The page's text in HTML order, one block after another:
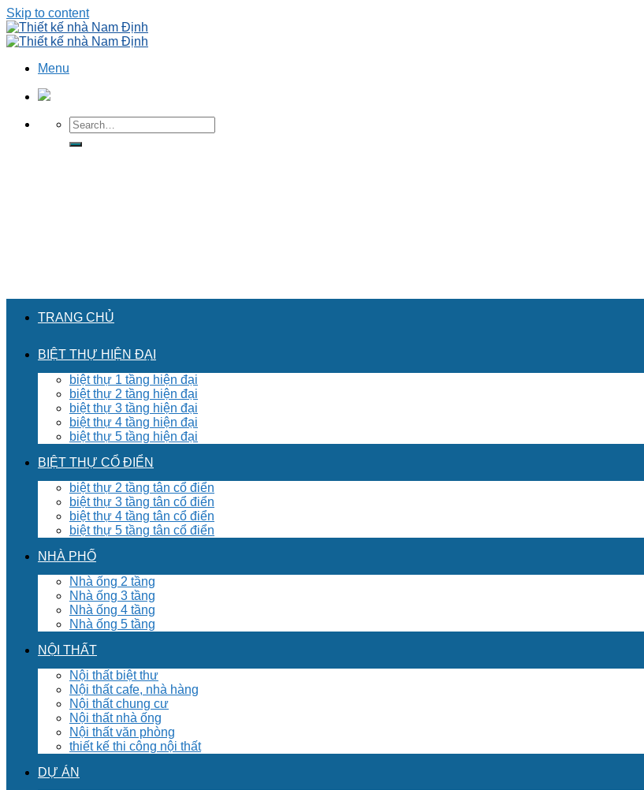
Skip to content
Menu
TRANG CHỦ
BIỆT THỰ HIỆN ĐẠI
biệt thự 1 tầng hiện đại
biệt thự 2 tầng hiện đại
biệt thự 3 tầng hiện đại
biệt thự 4 tầng hiện đại
biệt thự 5 tầng hiện đại
BIỆT THỰ CỔ ĐIỂN
biệt thự 2 tầng tân cổ điển
biệt thự 3 tầng tân cổ điển
biệt thự 4 tầng tân cổ điển
biệt thự 5 tầng tân cổ điển
NHÀ PHỐ
Nhà ống 2 tầng
Nhà ống 3 tầng
Nhà ống 4 tầng
Nhà ống 5 tầng
NỘI THẤT
Nội thất biệt thư
Nội thất cafe, nhà hàng
Nội thất chung cư
Nội thất nhà ống
Nội thất văn phòng
thiết kế thi công nội thất
DỰ ÁN